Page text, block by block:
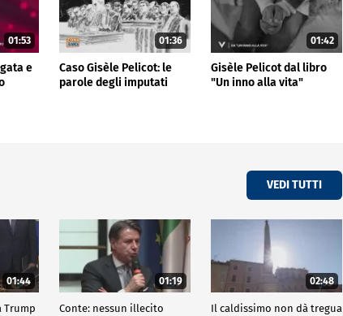
01:53
e
01:36
Caso Gisèle Pelicot: le
parole degli imputati
01:42
Gisèle Pelicot dal libro
"Un inno alla vita"
VEDI TUTTI
01:44
Trump
01:19
Conte: nessun illecito
02:48
Il caldissimo non dà tregua